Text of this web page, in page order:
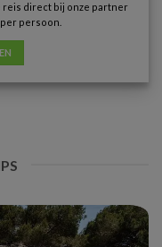
reis direct bij onze partner
per persoon.